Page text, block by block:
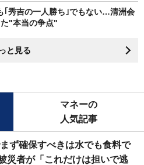
｢秀吉の一人勝ち｣でもない…清洲会
"本当の争点"
と見る
マネーの
人気記事
ず確保すべきは水でも食料で
災者が「これだけは担いで逃